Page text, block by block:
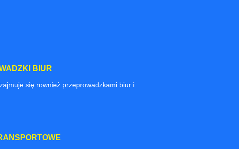
BIUR
się rownież przeprowadzkami biur i